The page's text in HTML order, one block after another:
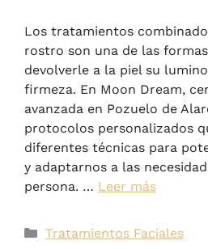
Los tratamientos
rostro son una de las
devolverle a la piel su
firmeza. En Moon Dream,
avanzada en Pozuelo de
protocolos personalizados
diferentes técnicas para
y adaptarnos a las
persona. … Leer más
Tratamientos Faciales